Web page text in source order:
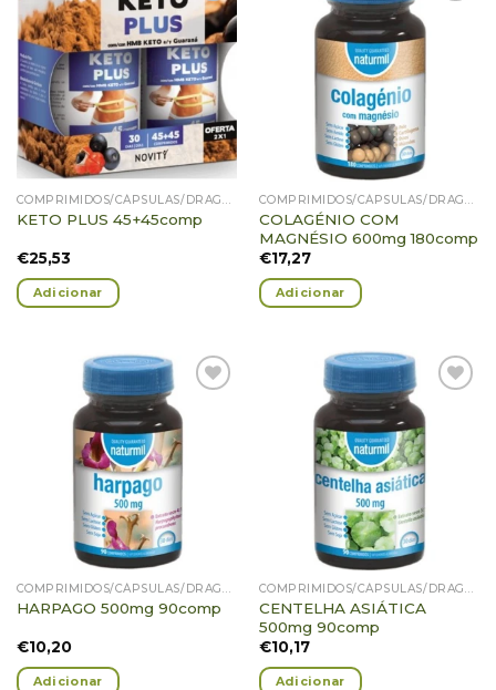
Adicionar
Favoritos
COMPRIMIDOS/CÁPSULAS/DRAGEIAS/PASTILHAS/GOMAS
KETO PLUS 45+45comp
€25,53
Adicionar
Adicionar
COMPRIMIDOS/CÁPSULAS/DRAGEIAS/PASTILHAS/GOMAS
COLAGÉNIO COM
MAGNÉSIO 600mg 180comp
€17,27
Adicionar
Adicionar
Favoritos
COMPRIMIDOS/CÁPSULAS/DRAGEIAS/PASTILHAS/GOMAS
HARPAGO 500mg 90comp
€10,20
Adicionar
Adicionar
Favoritos
COMPRIMIDOS/CÁPSULAS/DRAGEIAS/PASTILHAS/GOMAS
CENTELHA ASIÁTICA
500mg 90comp
€10,17
Adicionar